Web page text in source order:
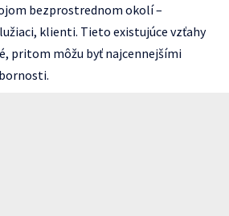
bezprostrednom okolí –
klienti. Tieto existujúce vzťahy
pritom môžu byť najcennejšími